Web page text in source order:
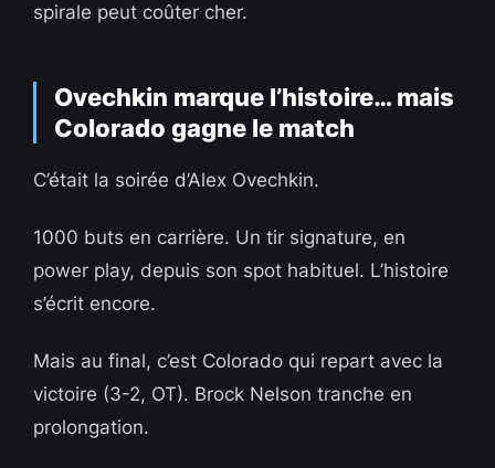
spirale peut coûter cher.
Ovechkin marque l’histoire… mais
Colorado gagne le match
C’était la soirée d’Alex Ovechkin.
1000 buts en carrière. Un tir signature, en
power play, depuis son spot habituel. L’histoire
s’écrit encore.
Mais au final, c’est Colorado qui repart avec la
victoire (3-2, OT). Brock Nelson tranche en
prolongation.